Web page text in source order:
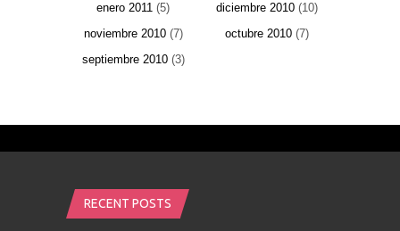
enero 2011 (5) diciembre 2010 (10)
noviembre 2010(7) octubre 2010 (7)
septiembre 2010(3)
RECENT POSTS